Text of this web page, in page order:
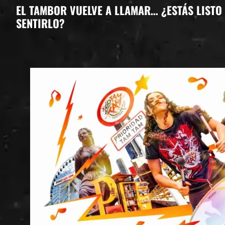
EL TAMBOR VUELVE A LLAMAR… ¿ESTÁS
SENTIRLO?